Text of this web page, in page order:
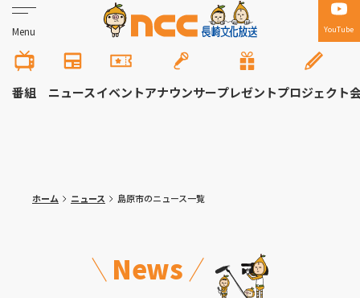
Menu YouTube
番組 ニュースイベントアナウンサープレゼントプロジェクト
ホーム ニュース 島原市のニュース一覧
News